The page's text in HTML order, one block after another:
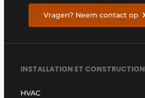
Vragen? Neem contact op
INSTALLATION ET CONSTRUCTION
HVAC